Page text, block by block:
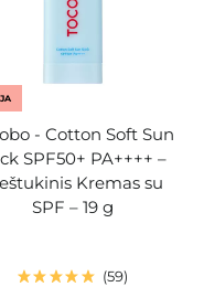
- Cotton Soft Sun
SPF50+ PA++++ –
Kremas su
SPF – 19 g
59